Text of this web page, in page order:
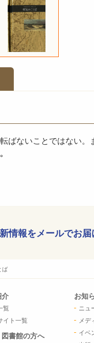
転ばないことではない
情報をメールでお届
ば
覧
イト一覧
書館の方へ
お知
ニュ
メデ
イベ